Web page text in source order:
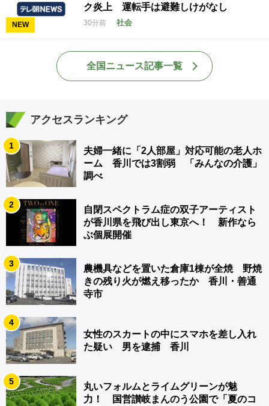
NEW
ク炎上 運転手は避難しけがなし
30分前 社会
全国ニュース記事一覧
アクセスランキング
1
夫婦一緒に「2人部屋」対応可能の老人ホ
ーム 香川では3割弱 「みんなの介護」
調べ
2
自閉スペクトラム症の双子アーティスト
が香川県を飛び出し東京へ！ 新作なら
ぶ個展開催
3
農機具などを置いた倉庫1棟が全焼 野焼
きの残り火が燃え移ったか 香川・善通
寺市
4
女性のスカートの中にスマホを差し入れ
た疑い 男を逮捕 香川
5
丸いフォルムとライムグリーンが魅
力！ 国営讃岐まんのう公園で「夏のコ